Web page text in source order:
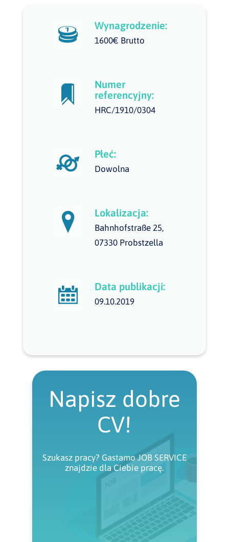
Wynagrodzenie:
1600€ Brutto
Numer
referencyjny:
HRC/1910/0304
Płeć:
Dowolna
Lokalizacja:
Bahnhofstraße 25,
07330 Probstzella
Data publikacji:
09.10.2019
Napisz dobre
CV!
Szukasz pracy? Gastamo JOB SERVICE
znajdzie dla Ciebie pracę.